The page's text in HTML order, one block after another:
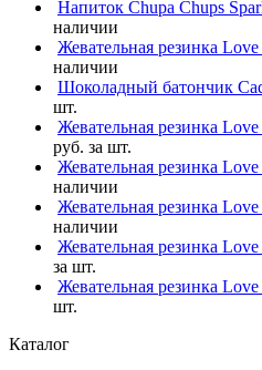
Напиток Chupa Chups
наличии
Жевательная резинка
наличии
Шоколадный батончик
шт.
Жевательная резинка
руб. за шт.
Жевательная резинка
наличии
Жевательная резинка
наличии
Жевательная резинка
за шт.
Жевательная резинка Love
шт.
Каталог